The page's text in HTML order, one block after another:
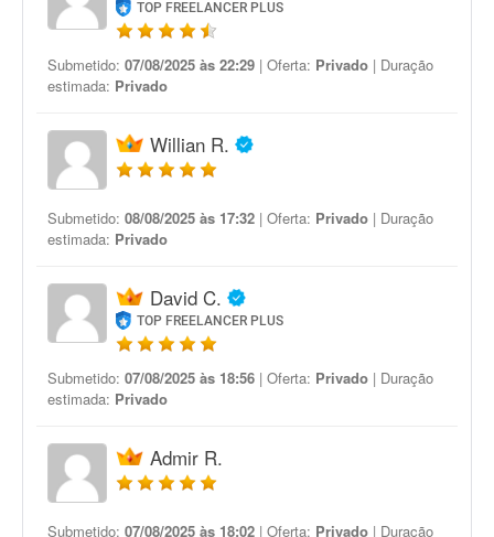
TOP FREELANCER PLUS
Submetido: 07/08/2025 às 22:29 | Oferta: Privado | Duração
estimada: Privado
Willian R.
Submetido: 08/08/2025 às 17:32 | Oferta: Privado | Duração
estimada: Privado
David C.
TOP FREELANCER PLUS
Submetido: 07/08/2025 às 18:56 | Oferta: Privado | Duração
estimada: Privado
Admir R.
Submetido: 07/08/2025 às 18:02 | Oferta: Privado | Duração